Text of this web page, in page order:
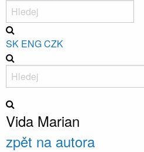
SK ENGCZK
Vida Marian
zpět na autora